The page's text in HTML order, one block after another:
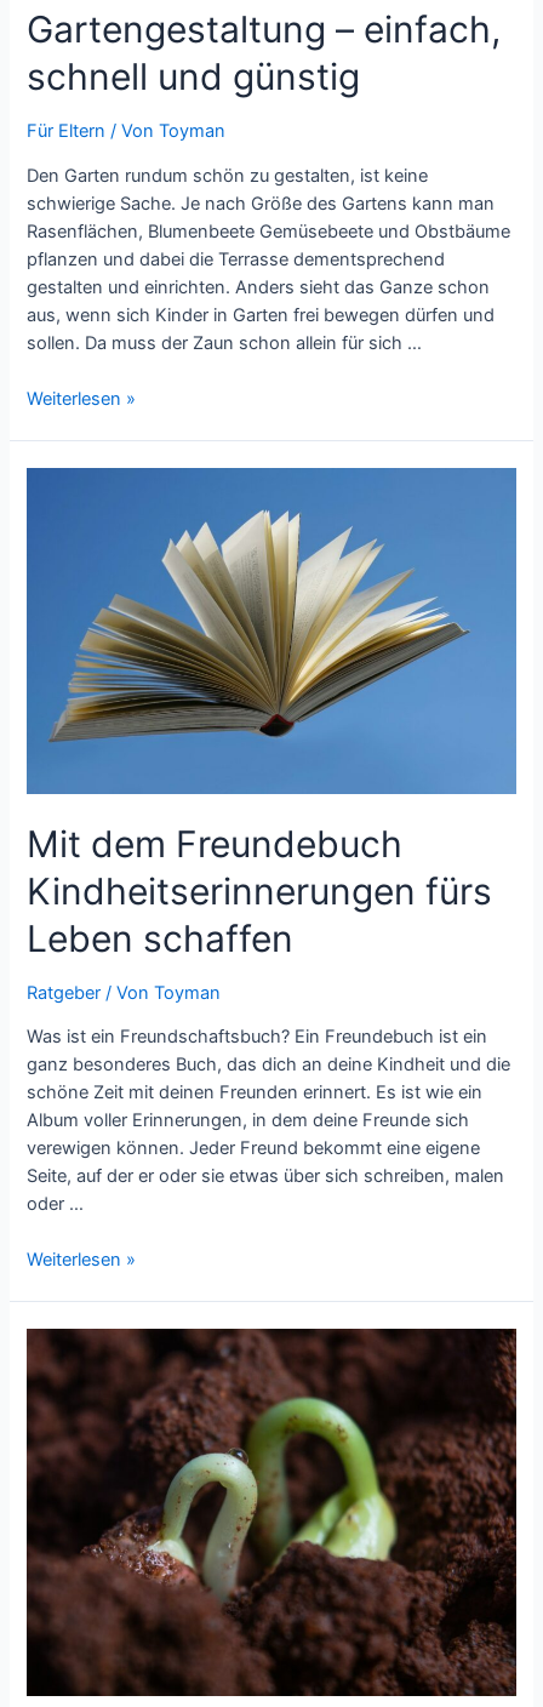
Gartengestaltung – einfach,
schnell und günstig
Für Eltern / VonToyman
Den Garten rundum schön zu gestalten, ist keine
schwierige Sache. Je nach Größe des Gartens kann man
Rasenflächen, Blumenbeete Gemüsebeete und Obstbäume
pflanzen und dabei die Terrasse dementsprechend
gestalten und einrichten. Anders sieht das Ganze schon
aus, wenn sich Kinder in Garten frei bewegen dürfen und
sollen. Da muss der Zaun schon allein für sich …
Die
Weiterlesen »
Mit dem Freundebuch
Kindheitserinnerungen fürs
Leben schaffen
Ratgeber / VonToyman
Was ist ein Freundschaftsbuch? Ein Freundebuch ist ein
ganz besonderes Buch, das dich an deine Kindheit und die
schöne Zeit mit deinen Freunden erinnert. Es ist wie ein
Album voller Erinnerungen, in dem deine Freunde sich
verewigen können. Jeder Freund bekommt eine eigene
Seite, auf der er oder sie etwas über sich schreiben, malen
oder …
Mit
Kindheitserinnerungen
fürs
Leben
schaffen
Weiterlesen »